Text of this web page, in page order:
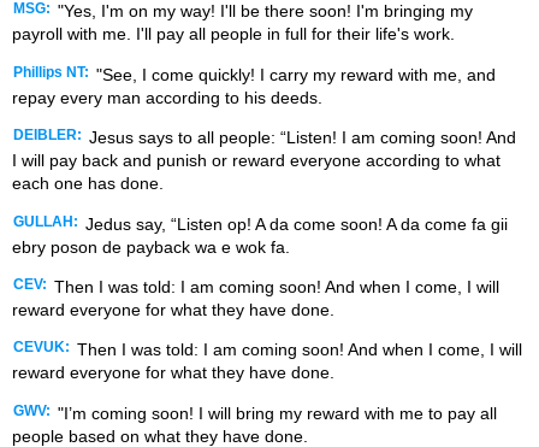
MSG: "Yes, I'm on my way! I'll be there soon! I'm bringing my
payroll with me. I'll pay all people in full for their life's work.
Phillips NT: "See, I come quickly! I carry my reward with me, and
repay every man according to his deeds.
DEIBLER: Jesus says to all people: “Listen! I am coming soon! And
I will pay back and punish or reward everyone according to what
each one has done.
GULLAH: Jedus say, “Listen op! A da come soon! A da come fa gii
ebry poson de payback wa e wok fa.
CEV: Then I was told: I am coming soon! And when I come, I will
reward everyone for what they have done.
CEVUK: Then I was told: I am coming soon! And when I come, I will
reward everyone for what they have done.
GWV: "I’m coming soon! I will bring my reward with me to pay all
people based on what they have done.